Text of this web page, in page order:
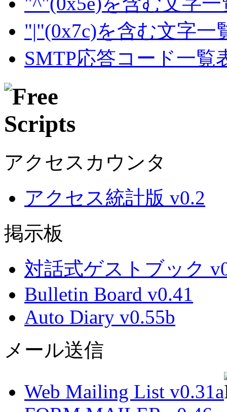
"|"(0x7c)を含む文字一
SMTP応答コード一覧
アクセスカウンタ
アクセス統計版 v0.2
掲示板
対話式ゲストブック
Bulletin Board v0.41
Auto Diary v0.55b
メール送信
Web Mailing List v0.31a